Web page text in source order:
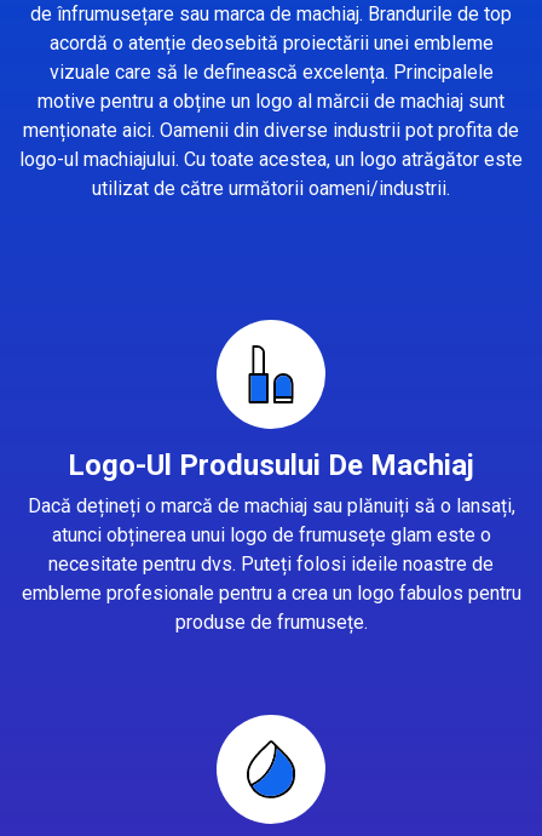
de înfrumusețare sau marca de machiaj. Brandurile de top
acordă o atenție deosebită proiectării unei embleme
vizuale care să le definească excelența. Principalele
motive pentru a obține un logo al mărcii de machiaj sunt
menționate aici. Oamenii din diverse industrii pot profita de
logo-ul machiajului. Cu toate acestea, un logo atrăgător este
utilizat de către următorii oameni/industrii.
Logo-Ul Produsului De Machiaj
Dacă dețineți o marcă de machiaj sau plănuiți să o lansați,
atunci obținerea unui logo de frumusețe glam este o
necesitate pentru dvs. Puteți folosi ideile noastre de
embleme profesionale pentru a crea un logo fabulos pentru
produse de frumusețe.